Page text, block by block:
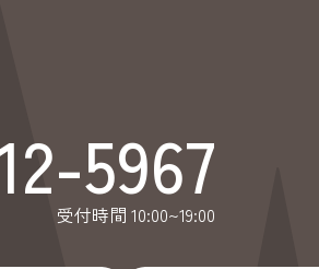
5967
受付時間 10:00~19:00